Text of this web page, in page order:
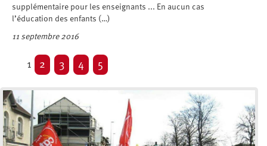
supplémentaire pour les enseignants ... En aucun cas
l’éducation des enfants (…)
11 septembre 2016
1 2 3 4 5